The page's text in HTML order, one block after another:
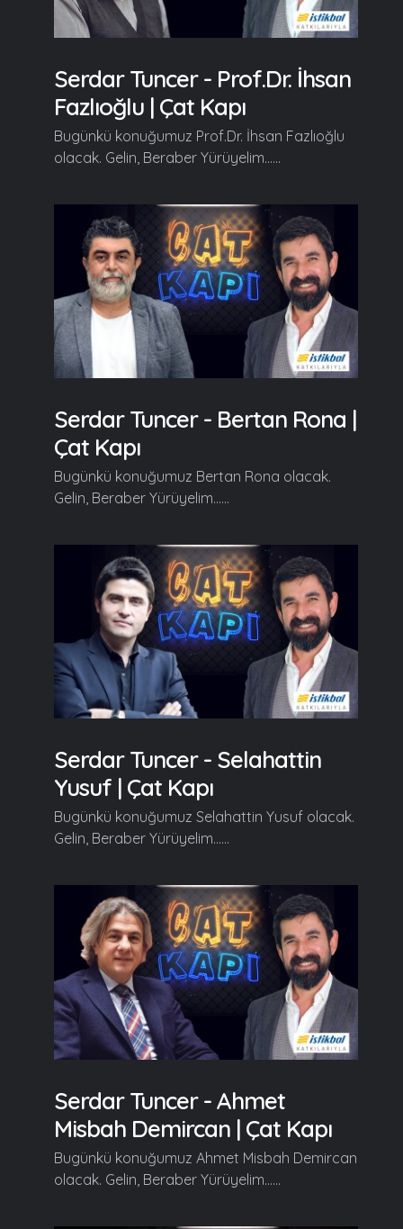
Serdar Tuncer - Prof.Dr. İhsan
Fazlıoğlu | Çat Kapı
Bugünkü konuğumuz Prof.Dr. İhsan Fazlıoğlu
olacak. Gelin, Beraber Yürüyelim......
Serdar Tuncer - Bertan Rona |
Çat Kapı
Bugünkü konuğumuz Bertan Rona olacak.
Gelin, Beraber Yürüyelim......
Serdar Tuncer - Selahattin
Yusuf | Çat Kapı
Bugünkü konuğumuz Selahattin Yusuf olacak.
Gelin, Beraber Yürüyelim......
Serdar Tuncer - Ahmet
Misbah Demircan | Çat Kapı
Bugünkü konuğumuz Ahmet Misbah Demircan
olacak. Gelin, Beraber Yürüyelim......